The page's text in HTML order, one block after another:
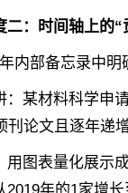
二：时间轴上的“
部备忘录中明确
材料科学申请
刊论文且逐年递
表量化展示成